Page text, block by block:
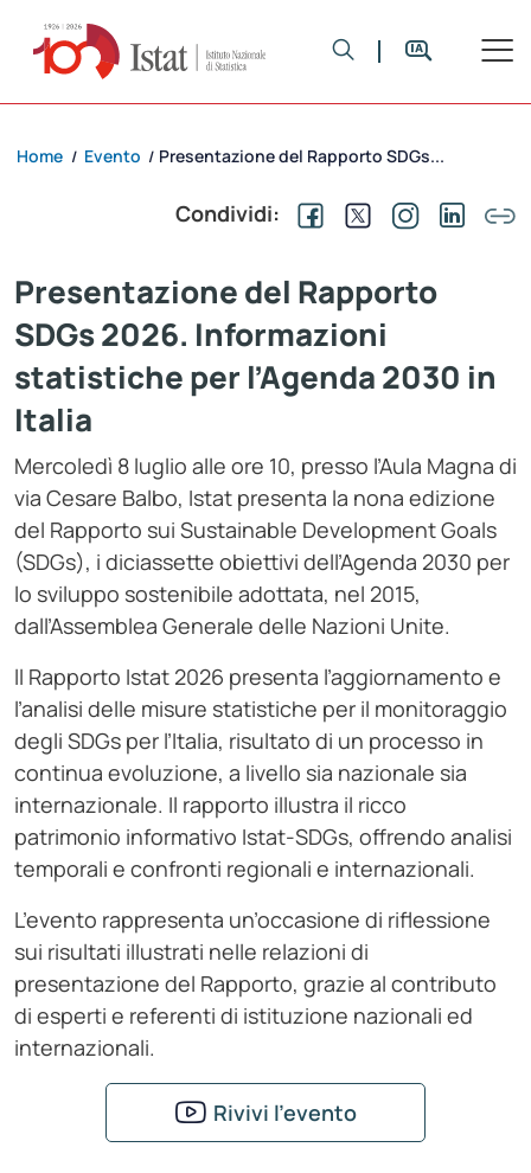
Home / Evento / Presentazione del Rapporto SDGs...
Condividi:
Presentazione del Rapporto
SDGs 2026. Informazioni
statistiche per l’Agenda 2030 in
Italia
Mercoledì 8 luglio alle ore 10, presso l’Aula Magna di
via Cesare Balbo, Istat presenta la nona edizione
del Rapporto sui Sustainable Development Goals
(SDGs), i diciassette obiettivi dell’Agenda 2030 per
lo sviluppo sostenibile adottata, nel 2015,
dall’Assemblea Generale delle Nazioni Unite.
ll Rapporto Istat 2026 presenta l’aggiornamento e
l’analisi delle misure statistiche per il monitoraggio
degli SDGs per l’Italia, risultato di un processo in
continua evoluzione, a livello sia nazionale sia
internazionale. Il rapporto illustra il ricco
patrimonio informativo Istat-SDGs, offrendo analisi
temporali e confronti regionali e internazionali.
L’evento rappresenta un’occasione di riflessione
sui risultati illustrati nelle relazioni di
presentazione del Rapporto, grazie al contributo
di esperti e referenti di istituzione nazionali ed
internazionali.
Rivivi l’evento